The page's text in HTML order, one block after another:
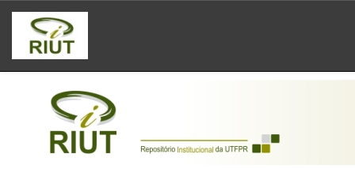
Skip
navigation